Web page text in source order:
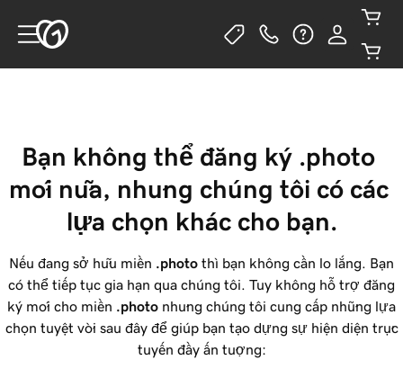
Bạn không thể đăng ký .photo
mới nữa, nhưng chúng tôi có các
lựa chọn khác cho bạn.
Nếu đang sở hữu miền .photo thì bạn không cần lo lắng. Bạn
có thể tiếp tục gia hạn qua chúng tôi. Tuy không hỗ trợ đăng
ký mới cho miền .photo nhưng chúng tôi cung cấp những lựa
chọn tuyệt vời sau đây để giúp bạn tạo dựng sự hiện diện trực
tuyến đầy ấn tượng: